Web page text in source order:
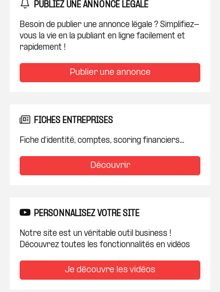
PUBLIEZ UNE ANNONCE LÉGALE
Besoin de publier une annonce légale ? Simplifiez-
vous la vie en la publiant en ligne facilement et
rapidement !
Publier une annonce
FICHES ENTREPRISES
Fiche d'identité, comptes, scoring financiers...
Découvrir
PERSONNALISEZ VOTRE SITE
Notre site est un véritable outil business !
Découvrez toutes les fonctionnalités en vidéos
Je découvre les vidéos